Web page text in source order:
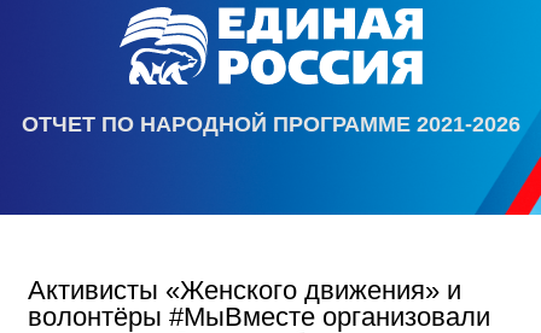
ОТЧЕТ ПО НАРОДНОЙ ПРОГРАММЕ 2021-2026
Активисты «Женского движения» и
волонтёры #МыВместе организовали